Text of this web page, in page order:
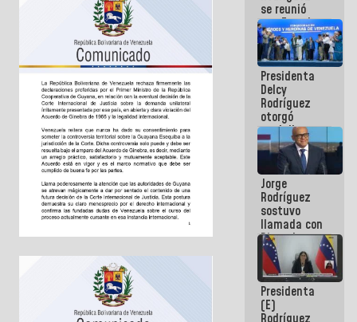
se reunió
con Estado
Mayor
Eléctrico
para
abordar
planes de
acción
Presidenta
Delcy
Rodríguez
otorgó
medalla
"Héroe de
Venezuela"
a servidores
públicos
Jorge
Rodríguez
sostuvo
llamada con
Dinorah
Figuera y
acuerdan
primer
encuentro
presencial
Presidenta
(E)